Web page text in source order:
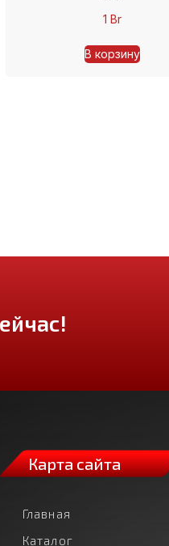
1 Br
В корзину
Карта сайта
Главная
Каталог